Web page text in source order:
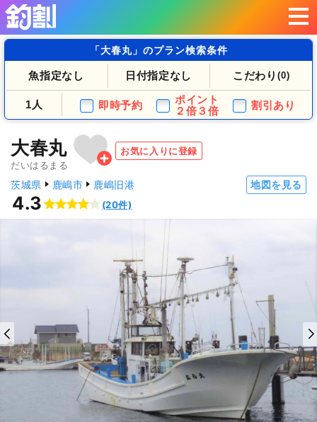
「大春丸」のプラン検索条件
魚指定なし 日付指定なし こだわり (0)
1人 即時予約
ポイント
２倍３倍
割引あり
大春丸
だいはるまる
お気に入りに登録
茨城県 鹿嶋市 鹿嶋旧港 地図を見る
4.3 (20件)